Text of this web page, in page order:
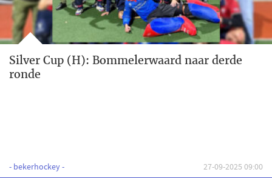
Silver Cup (H): Bommelerwaard naar derde
ronde
- bekerhockey - 27-09-2025 09:00